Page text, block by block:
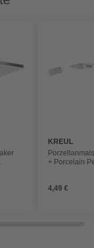
KREUL
+ Porcelain
4,49 €